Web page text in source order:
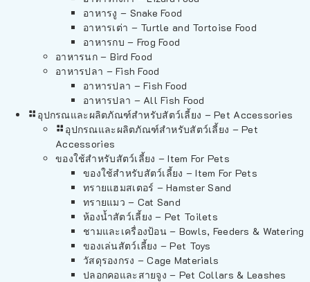
อาหารงู – Snake Food
อาหารเต่า – Turtle and Tortoise Food
อาหารกบ – Frog Food
อาหารนก – Bird Food
อาหารปลา – Fish Food
อาหารปลา – Fish Food
อาหารปลา – All Fish Food
อุปกรณและผลิตภัณฑ์สำหรับสัตว์เลี้ยง – Pet Accessories
อุปกรณและผลิตภัณฑ์สำหรับสัตว์เลี้ยง – Pet
Accessories
ของใช้สำหรับสัตว์เลี้ยง – Item For Pets
ของใช้สำหรับสัตว์เลี้ยง – Item For Pets
ทรายแฮมสเตอร์ – Hamster Sand
ทรายแมว – Cat Sand
ห้องน้ำสัตว์เลี้ยง – Pet Toilets
ชามและเครื่องป้อน – Bowls, Feeders & Watering
ของเล่นสัตว์เลี้ยง – Pet Toys
วัสดุรองกรง – Cage Materials
ปลอกคอและสายจูง – Pet Collars & Leashes